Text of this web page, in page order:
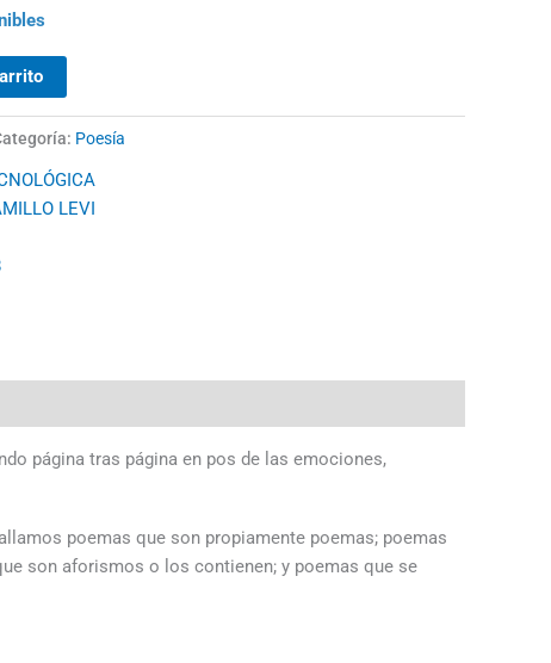
Poesía
LEVI
página tras página en pos de las emociones,
poemas que son propiamente poemas; poemas
son aforismos o los contienen; y poemas que se